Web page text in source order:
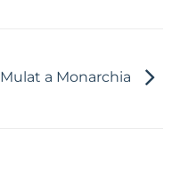
Mulat a Monarchia